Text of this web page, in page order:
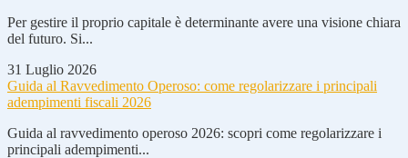
Per gestire il proprio capitale è determinante avere una visione chiara
del futuro. Si...
31 Luglio 2026
Guida al Ravvedimento Operoso: come regolarizzare i principali
adempimenti fiscali 2026
Guida al ravvedimento operoso 2026: scopri come regolarizzare i
principali adempimenti...